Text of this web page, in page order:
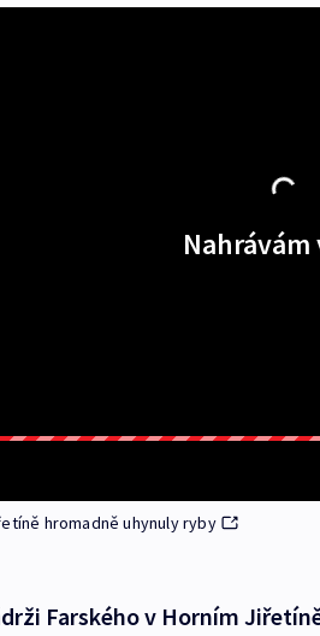
Nahrávám
hromadně uhynuly ryby
Farského v Horním